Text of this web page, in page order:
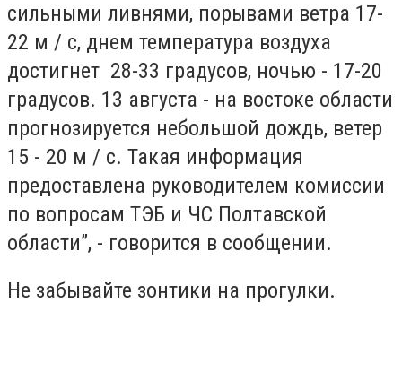
сильными ливнями, порывами ветра 17-
22 м / с, днем температура воздуха
достигнет 28-33 градусов, ночью - 17-20
градусов. 13 августа - на востоке области
прогнозируется небольшой дождь, ветер
15 - 20 м / с. Такая информация
предоставлена руководителем комиссии
по вопросам ТЭБ и ЧС Полтавской
области”, - говорится в сообщении.
Не забывайте зонтики на прогулки.